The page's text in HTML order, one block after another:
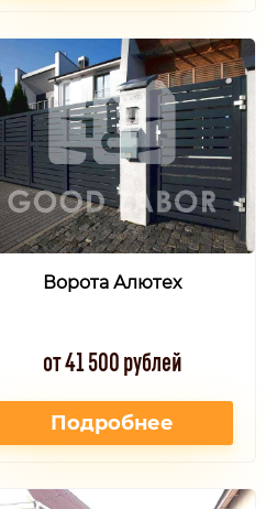
Ворота Алютех
от 41 500 рублей
Подробнее